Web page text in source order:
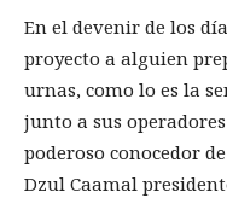
En el devenir de los
proyecto a alguien
urnas, como lo es la
junto a sus
poderoso conocedor
Dzul Caamal